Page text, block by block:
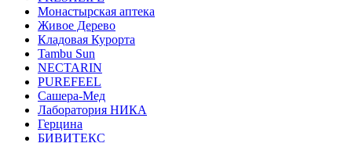
Монастырская аптека
Живое Дерево
Кладовая Курорта
Tambu Sun
NECTARIN
PUREFEEL
Сашера-Мед
Лаборатория НИКА
Герцина
БИВИТЕКС